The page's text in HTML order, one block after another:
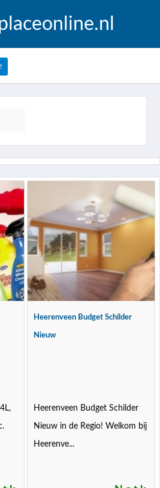
Heerenveen Budget Schilder
Nieuw
Heerenveen Budget Schilder
Nieuw in de Regio! Welkom bij
Heerenve...